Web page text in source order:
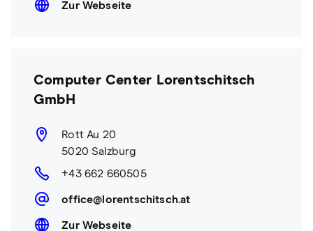
Zur Webseite
Computer Center Lorentschitsch
GmbH
Rott Au 20
5020 Salzburg
+43 662 660505
office@lorentschitsch.at
Zur Webseite